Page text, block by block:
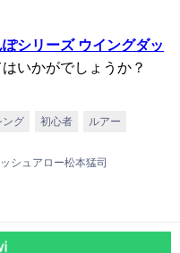
シリーズ ウイングダッ
いかがでしょうか？
ング 初心者 ルアー
シュアロー松本猛司